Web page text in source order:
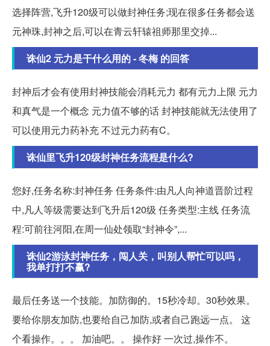
选择阵营,飞升120级可以做封神任务;现在很多任务都会送
元神珠,封神之后,可以在青云轩辕祖师那里交掉...
诛仙2 元力是干什么用的 - 冬梅 的回答
封神后才会有使用封神技能会消耗元力 都有元力上限 元力
和真气是一个概念 元力值不够的话 封神技能就无法使用了
可以使用元力药补充 不过元力药有C。
诛仙里飞升120级封神任务流程是什么?
您好,任务名称:封神任务 任务条件:由凡人向神道晋阶过程
中,凡人等级需要达到飞升后120级 任务类型:主线 任务流
程:可前往河阳,在周一仙处领取“封神令”,...
诛仙2游泳封神任务，闯人关，叫别人帮忙可以吗，
我单打打不赢?
最后任务送一个技能。加防御的。15秒冷却。30秒效果。
要给你朋友加防,也要给自己加防,或者自己跑远一点。 这
个看操作。。。 加油吧。。 操作好 一次过,操作不。